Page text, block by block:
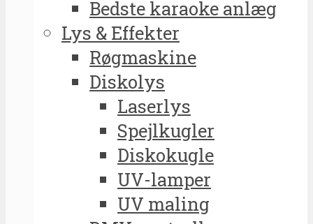
Bedste karaoke anlæg
Lys & Effekter
Røgmaskine
Diskolys
Laserlys
Spejlkugler
Diskokugle
UV-lamper
UV maling